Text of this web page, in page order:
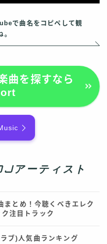
で曲名をコピペして観
。
曲を探すなら
アーティスト
まとめ！今聴くべきエレク
注目トラック
ブ)人気曲ランキング